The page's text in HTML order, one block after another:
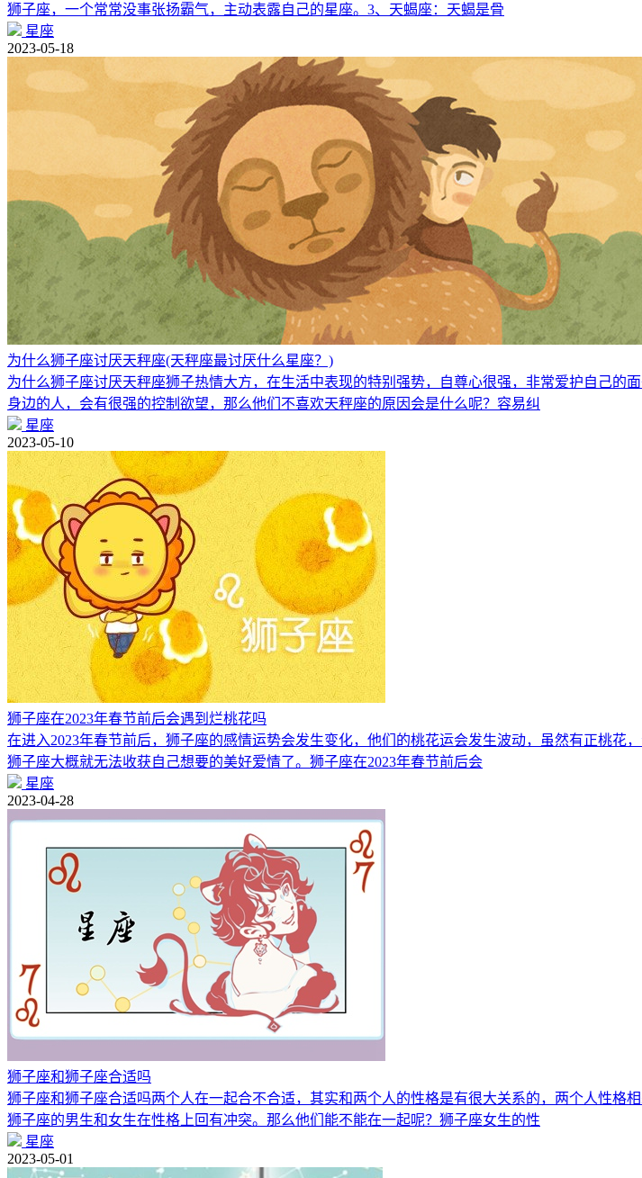
狮子座，一个常常没事张扬霸气，主动表露自己的星座。3、天蝎座：天蝎是骨
星座
2023-05-18
为什么狮子座讨厌天秤座(天秤座最讨厌什么星座？)
为什么狮子座讨厌天秤座狮子热情大方，在生活中表现的特别强势，自尊心很强，非常爱护自己
身边的人，会有很强的控制欲望，那么他们不喜欢天秤座的原因会是什么呢？容易纠
星座
2023-05-10
狮子座在2023年春节前后会遇到烂桃花吗
在进入2023年春节前后，狮子座的感情运势会发生变化，他们的桃花运会发生波动，虽然有正桃
狮子座大概就无法收获自己想要的美好爱情了。狮子座在2023年春节前后会
星座
2023-04-28
狮子座和狮子座合适吗
狮子座和狮子座合适吗两个人在一起合不合适，其实和两个人的性格是有很大关系的，两个人性格
狮子座的男生和女生在性格上回有冲突。那么他们能不能在一起呢？狮子座女生的性
星座
2023-05-01